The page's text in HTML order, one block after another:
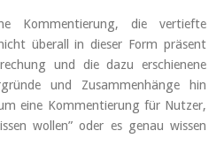
Kommentierung, die vertiefte
überall in dieser Form präsent
und die dazu erschienene
und Zusammenhänge hin
eine Kommentierung für Nutzer,
wollen” oder es genau wissen